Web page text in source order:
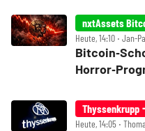
Heute, 14:10 ‧ Jan-
Thyssenkrupp
Heute, 14:05 ‧